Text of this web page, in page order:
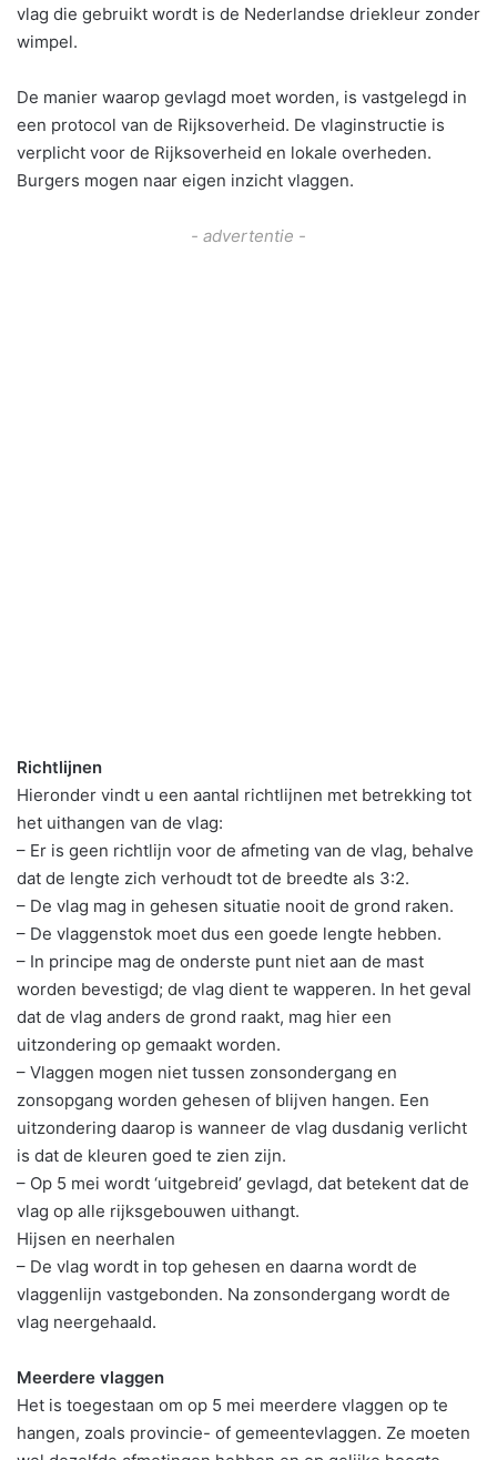
vlag die gebruikt wordt is de Nederlandse driekleur zonder
wimpel.
De manier waarop gevlagd moet worden, is vastgelegd in
een protocol van de Rijksoverheid. De vlaginstructie is
verplicht voor de Rijksoverheid en lokale overheden.
Burgers mogen naar eigen inzicht vlaggen.
- advertentie -
Richtlijnen
Hieronder vindt u een aantal richtlijnen met betrekking tot
het uithangen van de vlag:
– Er is geen richtlijn voor de afmeting van de vlag, behalve
dat de lengte zich verhoudt tot de breedte als 3:2.
– De vlag mag in gehesen situatie nooit de grond raken.
– De vlaggenstok moet dus een goede lengte hebben.
– In principe mag de onderste punt niet aan de mast
worden bevestigd; de vlag dient te wapperen. In het geval
dat de vlag anders de grond raakt, mag hier een
uitzondering op gemaakt worden.
– Vlaggen mogen niet tussen zonsondergang en
zonsopgang worden gehesen of blijven hangen. Een
uitzondering daarop is wanneer de vlag dusdanig verlicht
is dat de kleuren goed te zien zijn.
– Op 5 mei wordt ‘uitgebreid’ gevlagd, dat betekent dat de
vlag op alle rijksgebouwen uithangt.
Hijsen en neerhalen
– De vlag wordt in top gehesen en daarna wordt de
vlaggenlijn vastgebonden. Na zonsondergang wordt de
vlag neergehaald.
Meerdere vlaggen
Het is toegestaan om op 5 mei meerdere vlaggen op te
hangen, zoals provincie- of gemeentevlaggen. Ze moeten